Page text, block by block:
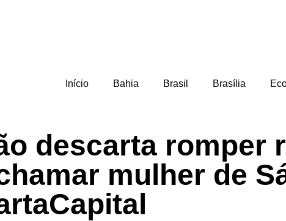
Início Bahia Brasil Brasília
descarta romper
mulher de